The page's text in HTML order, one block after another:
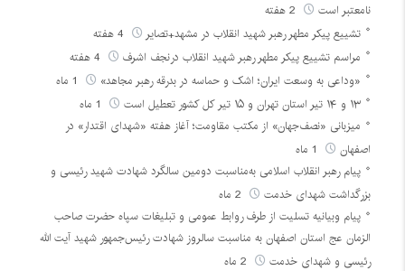
نامعتبر است
تشییع پیکر مطهر رهبر شهید انقلاب در مشهد+تصایر
مراسم تشییع پیکر مطهر رهبر شهید انقلاب درنجف اشرف
«وداعی به وسعت ایران؛ اشک و حماسه در بدرقه رهبر مجاهد»
۱۳ و ۱۴ تیر استان تهران و ۱۵ تیر کل کشور تعطیل است
میزبانی «نصف‌جهان» از مکتب مقاومت؛ آغاز هفته «شهدای اقتدار» در
اصفهان
پیام رهبر انقلاب اسلامی به‌مناسبت دومین سالگرد شهادت شهید رئیسی و
بزرگداشت شهدای خدمت
پیام وبیانیه تسلیت از طرف روابط عمومی و تبلیغات سپاه حضرت صاحب
الزمان عج استان اصفهان به مناسبت سالروز شهادت رئیس‌جمهور شهید آیت الله
رئیسی و شهدای خدمت